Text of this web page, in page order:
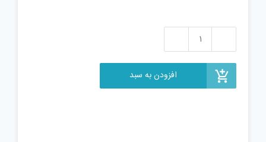
پازل
ایران
افزودن به سبد